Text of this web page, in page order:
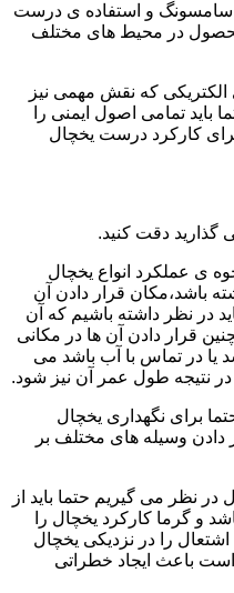
سامسونگ و استفاده ی درست
محصول در محیط های مختلف
که نقش مهمی نیز
باید تمامی اصول ایمنی را
کارکرد درست یخچال
گذارید دقت کنید.
ی عملکرد انواع یخچال
باشد،مکان قرار دادن آن
در نظر داشته باشیم که آن
قرار دادن آن ها در مکانی
در تماس با آب باشد می
نتیجه طول عمر آن نیز شود.
برای نگهداری یخچال
وسیله های مختلف بر
در نظر می گیریم حتما باید از
و گرما کارکرد یخچال را
اشتعال را در نزدیکی یخچال
است باعث ایجاد خطراتی